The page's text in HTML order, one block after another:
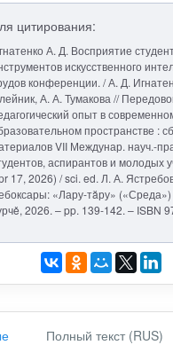
цитирования:
А. Д. Восприятие
искусственного
конференции. / А. Д.
А. А. Тумакова //
опыт в
пространстве :
VII Междунар. науч.-
аспирантов и молодых
17, 2026) / sci. ed. Л. А.
«Лару-тăру» («Среда»)
2026. – pp. 139-142. – ISBN
Полный текст (RUS)